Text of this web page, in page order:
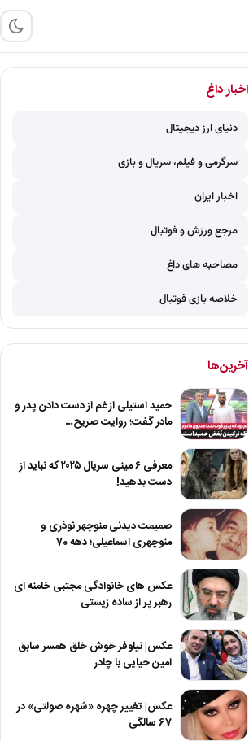
اخبار داغ
دنیای ارز دیجیتال
سرگرمی و فیلم، سریال و بازی
اخبار ایران
مرجع ورزش و فوتبال
مصاحبه های داغ
خلاصه بازی فوتبال
آخرین‌ها
حمید استیلی از غم از دست دادن پدر و
مادر گفت؛ روایت صریح…
معرفی ۶ مینی سریال ۲۰۲۵ که نباید از
دست بدهید!
صمیمت دیدنی منوچهر نوذری و
منوچهری اسماعیلی؛ دهه 70
عکس های خانوادگی مجتبی خامنه ای
رهبر پر از ساده زیستی
عکس| نیلوفر خوش خلق همسر سابق
امین حیایی با چادر
عکس| تغییر چهره «شهره صولتی» در
67 سالگی